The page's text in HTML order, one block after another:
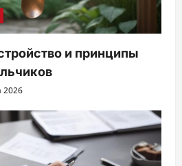
и принципы
2026